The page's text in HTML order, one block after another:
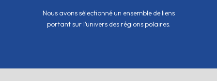
Nous avons sélectionné un ensemble de liens
portant sur l’univers des régions polaires.